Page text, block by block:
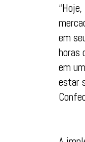
em
horas
em
estar